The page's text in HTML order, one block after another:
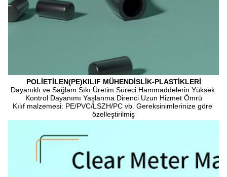
POLİETİLEN(PE)KILIF MÜHENDİSLİK-PLASTİKLERİ
Dayanıklı ve Sağlam Sıkı Üretim Süreci Hammaddelerin Yüksek
Kontrol Dayanımı Yaşlanma Direnci Uzun Hizmet Ömrü
Kılıf malzemesi: PE/PVC/LSZH/PC vb. Gereksinimlerinize göre
özelleştirilmiş